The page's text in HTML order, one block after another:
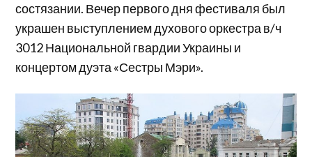
состязании. Вечер первого дня фестиваля был
украшен выступлением духового оркестра в/ч
3012 Национальной гвардии Украины и
концертом дуэта «Сестры Мэри».